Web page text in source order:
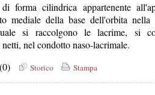
forma cilindrica appartenente
mediale della base dell'orbita nella
si raccolgono le lacrime, si
nel condotto naso-lacrimale.
(0) Storico Stampa